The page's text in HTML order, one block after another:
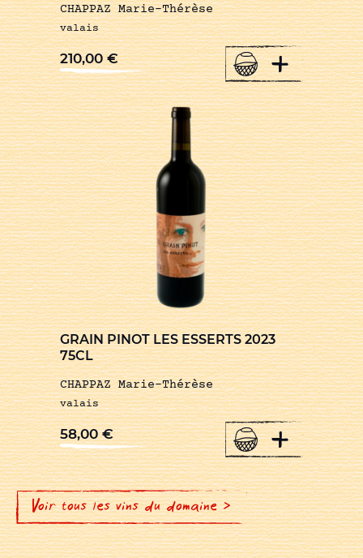
CHAPPAZ Marie-Thérèse
valais
210,00€ +
GRAIN PINOT LES ESSERTS 2023
75CL
CHAPPAZ Marie-Thérèse
valais
58,00€ +
Voir tous les vins du domaine >